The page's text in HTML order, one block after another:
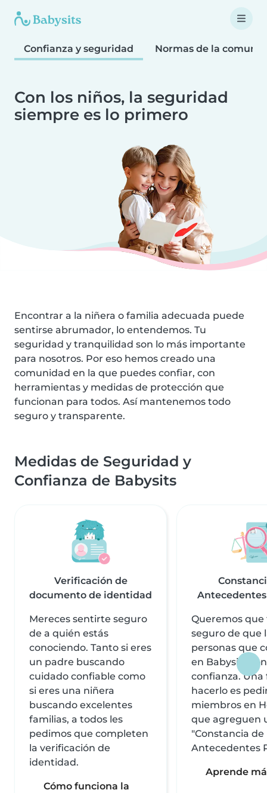
Confianza y seguridad Normas de la
Con los niños, la seguridad
siempre es lo primero
Encontrar a la niñera o familia adecuada puede
sentirse abrumador, lo entendemos. Tu
seguridad y tranquilidad son lo más importante
para nosotros. Por eso hemos creado una
comunidad en la que puedes confiar, con
herramientas y medidas de protección que
funcionan para todos. Así mantenemos todo
seguro y transparente.
Medidas de Seguridad y
Confianza de Babysits
Verificación de
documento de identidad
Mereces sentirte seguro
de a quién estás
conociendo. Tanto si eres
un padre buscando
cuidado confiable como
si eres una niñera
buscando excelentes
familias, a todos les
pedimos que completen
la verificación de
identidad.
Cómo funciona la
Queremos que
seguro de que
personas que
en Babysits
confianza.
hacerlo es
miembros en
que agreguen
"Constancia de
Antecedentes
Aprende